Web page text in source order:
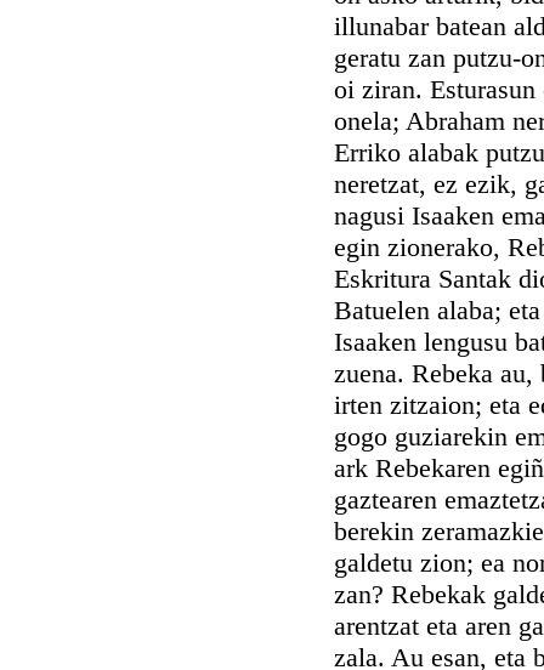
illunabar batean
geratu zan putzu-
oi ziran.
onela; Abraham
Erriko alabak
neretzat, ez ezik,
nagusi Isaaken
egin zionerako,
Eskritura Santak
Batuelen alaba;
Isaaken lengusu
zuena. Rebeka
irten zitzaion; eta
gogo guziarekin
ark Rebekaren
gaztearen
berekin
galdetu zion; ea
zan? Rebekak
arentzat eta aren
zala. Au esan, eta